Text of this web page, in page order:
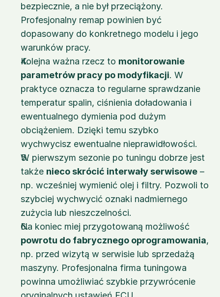
bezpiecznie, a nie był przeciążony.
Profesjonalny remap powinien być
dopasowany do konkretnego modelu i jego
warunków pracy.
Kolejna ważna rzecz to monitorowanie
parametrów pracy po modyfikacji. W
praktyce oznacza to regularne sprawdzanie
temperatur spalin, ciśnienia doładowania i
ewentualnego dymienia pod dużym
obciążeniem. Dzięki temu szybko
wychwycisz ewentualne nieprawidłowości.
W pierwszym sezonie po tuningu dobrze jest
także nieco skrócić interwały serwisowe –
np. wcześniej wymienić olej i filtry. Pozwoli to
szybciej wychwycić oznaki nadmiernego
zużycia lub nieszczelności.
powrotu do fabrycznego oprogramowania,
np. przed wizytą w serwisie lub sprzedażą
maszyny. Profesjonalna firma tuningowa
powinna umożliwiać szybkie przywrócenie